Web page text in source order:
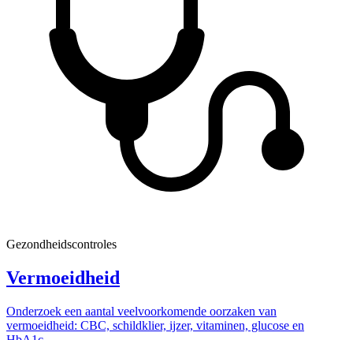
Gezondheidscontroles
Vermoeidheid
Onderzoek een aantal veelvoorkomende oorzaken van
vermoeidheid: CBC, schildklier, ijzer, vitaminen, glucose en